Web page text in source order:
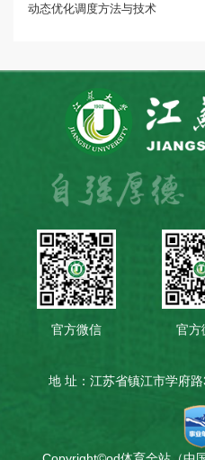
动态优化调度方法与技术
地 址：江苏省镇江市学府
官方微信 官方